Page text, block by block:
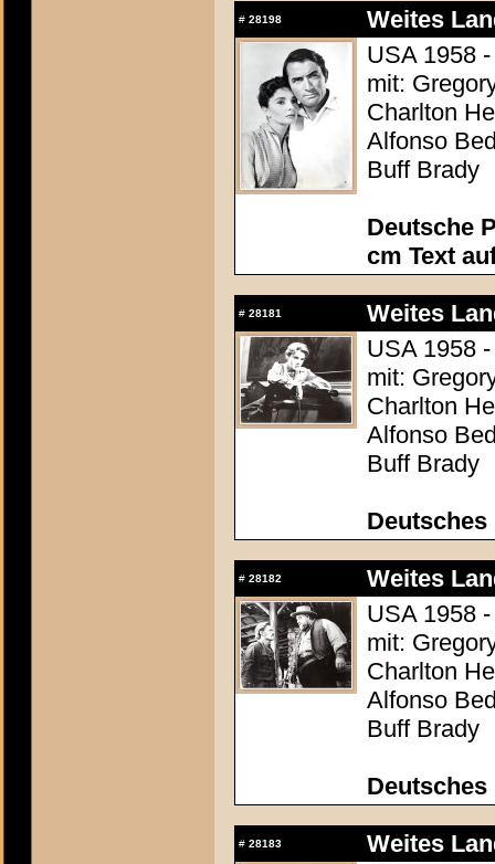
# 28198
Weites
USA 1958
mit:
Charlton
Alfonso
Buff Brady
Deutsche
cm Text
# 28181
Weites
USA 1958
mit:
Charlton
Alfonso
Buff Brady
# 28182
Weites
USA 1958
mit:
Charlton
Alfonso
Buff Brady
# 28183
Weites